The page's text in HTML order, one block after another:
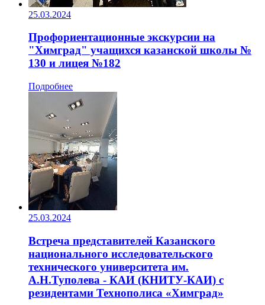
25.03.2024
Профориентационные экскурсии на
"Химград" учащихся казанской школы №
130 и лицея №182
Подробнее
25.03.2024
Встреча представителей Казанского
национального исследовательского
технического университета им.
А.Н.Туполева - КАИ (КНИТУ-КАИ) с
резидентами Технополиса «Химград»